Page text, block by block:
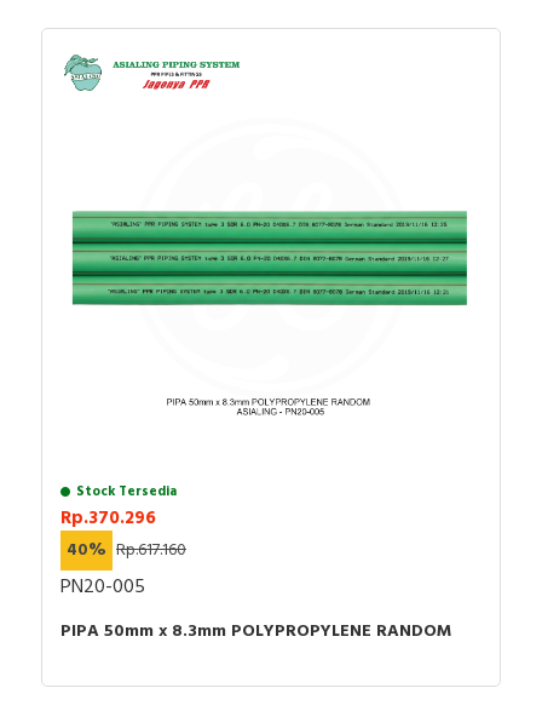
Stock Tersedia
Rp.370.296
40% Rp.617.160
PN20-005
PIPA 50mm x 8.3mm POLYPROPYLENE RANDOM